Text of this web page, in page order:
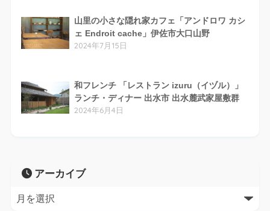
山里の小さな隠れ家カフェ「アンドロワ カシ
ェ Endroit cache」伊佐市大口山野
2024年7月15日
和フレンチ 「レストラン izuru（イヅル）」
ランチ・ディナー 出水市 出水麓武家屋敷群
2024年6月4日
アーカイブ